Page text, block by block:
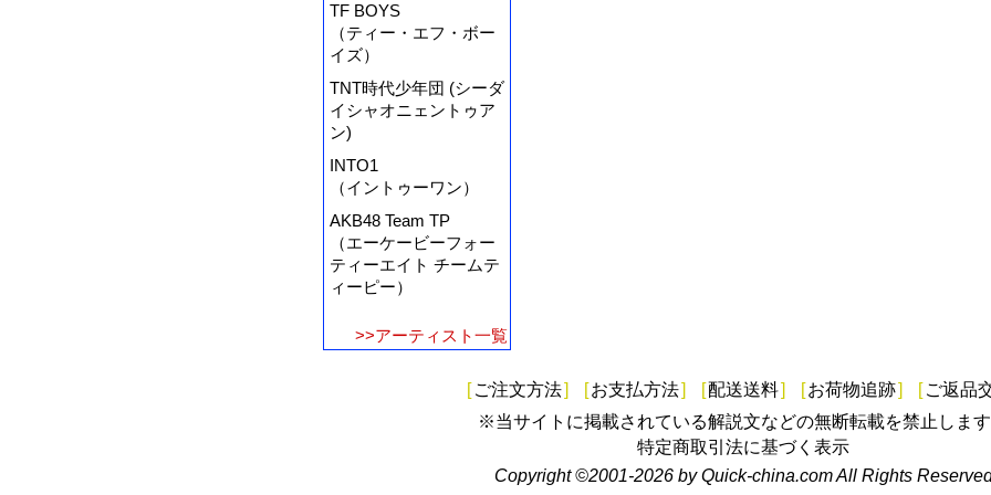
TF BOYS
（ティー・エフ・ボー
イズ）
TNT時代少年団 (シーダ
イシャオニェントゥア
ン)
INTO1
（イントゥーワン）
AKB48 Team TP
（エーケービーフォー
ティーエイト チームテ
ィーピー）
>>アーティスト一覧
[ ご注文方法] [お支払方法] [配送送料] [お荷物追跡] [ ご返品
※当サイトに掲載されている解説文などの無断転載を禁止します
特定商取引法に基づく表示
Copyright ©2001-2026 by Quick-china.com All Rights